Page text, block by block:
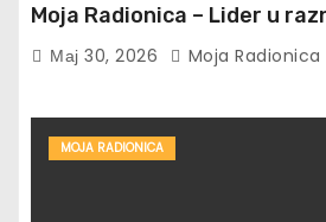
Moja Radionica – Lider u
Мај 30, 2026 Moja Radionica
MOJA RADIONICA